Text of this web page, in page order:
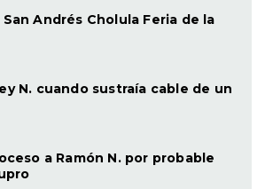
Andrés Cholula Feria de la
N. cuando sustraía cable de un
a Ramón N. por probable